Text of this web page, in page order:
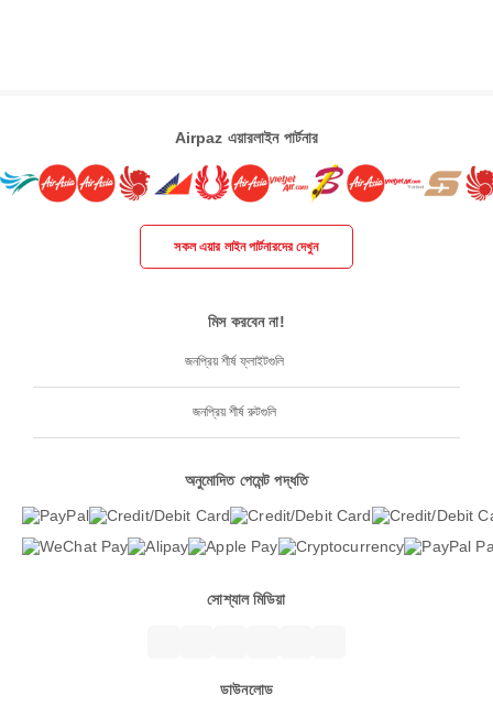
Airpaz এয়ারলাইন পার্টনার
সকল এয়ার লাইন পার্টনারদের দেখুন
মিস করবেন না!
জনপ্রিয় শীর্ষ ফ্লাইটগুলি
জনপ্রিয় শীর্ষ রুটগুলি
অনুমোদিত পেমেন্ট পদ্ধতি
সোশ্যাল মিডিয়া
ডাউনলোড